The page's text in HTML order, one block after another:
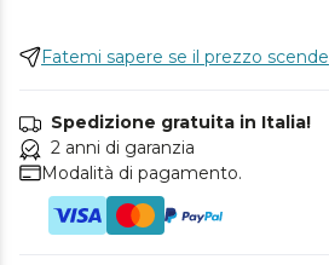
Fatemi sapere se il prezzo scende
Spedizione gratuita in Italia!
2 anni di garanzia
Modalità di pagamento.